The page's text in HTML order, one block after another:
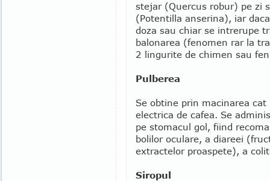
stejar (Quercus robur) pe zi
(Potentilla anserina), iar
doza sau chiar se intrerupe
balonarea (fenomen rar la
2 lingurite de chimen sau
Pulberea
Se obtine prin macinarea
electrica de cafea. Se
pe stomacul gol, fiind
bolilor oculare, a diareei
extractelor proaspete), a
Siropul